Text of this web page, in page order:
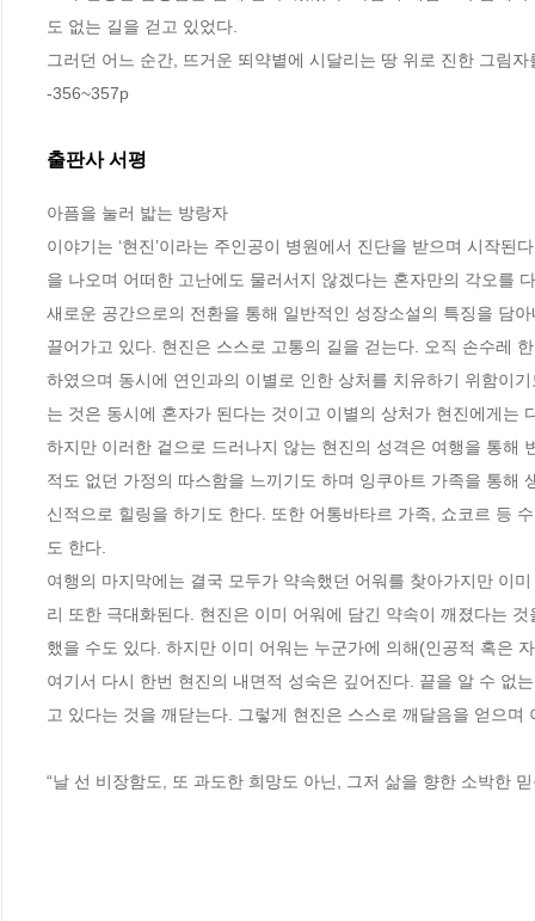
도 없는 길을 걷고 있었다.
그러던 어느 순간, 뜨거운 뙤약볕에 시달리는 땅 위로 진한 그림
-356~357p
출판사 서평
아픔을 눌러 밟는 방랑자
이야기는 ‘현진’이라는 주인공이 병원에서 진단을 받으며 시작
을 나오며 어떠한 고난에도 물러서지 않겠다는 혼자만의 각오를
새로운 공간으로의 전환을 통해 일반적인 성장소설의 특징을 담
끌어가고 있다. 현진은 스스로 고통의 길을 걷는다. 오직 손수레
하였으며 동시에 연인과의 이별로 인한 상처를 치유하기 위함이
는 것은 동시에 혼자가 된다는 것이고 이별의 상처가 현진에게는
하지만 이러한 겉으로 드러나지 않는 현진의 성격은 여행을 통해
적도 없던 가정의 따스함을 느끼기도 하며 잉쿠아트 가족을 통
신적으로 힐링을 하기도 한다. 또한 어통바타르 가족, 쇼코르 등
도 한다.
여행의 마지막에는 결국 모두가 약속했던 어워를 찾아가지만 이
리 또한 극대화된다. 현진은 이미 어워에 담긴 약속이 깨졌다는
했을 수도 있다. 하지만 이미 어워는 누군가에 의해(인공적 혹은
여기서 다시 한번 현진의 내면적 성숙은 깊어진다. 끝을 알 수 없
고 있다는 것을 깨닫는다. 그렇게 현진은 스스로 깨달음을 얻으며
“날 선 비장함도, 또 과도한 희망도 아닌, 그저 삶을 향한 소박한